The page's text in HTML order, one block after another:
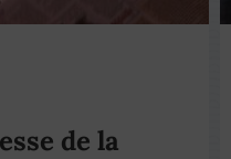
de la